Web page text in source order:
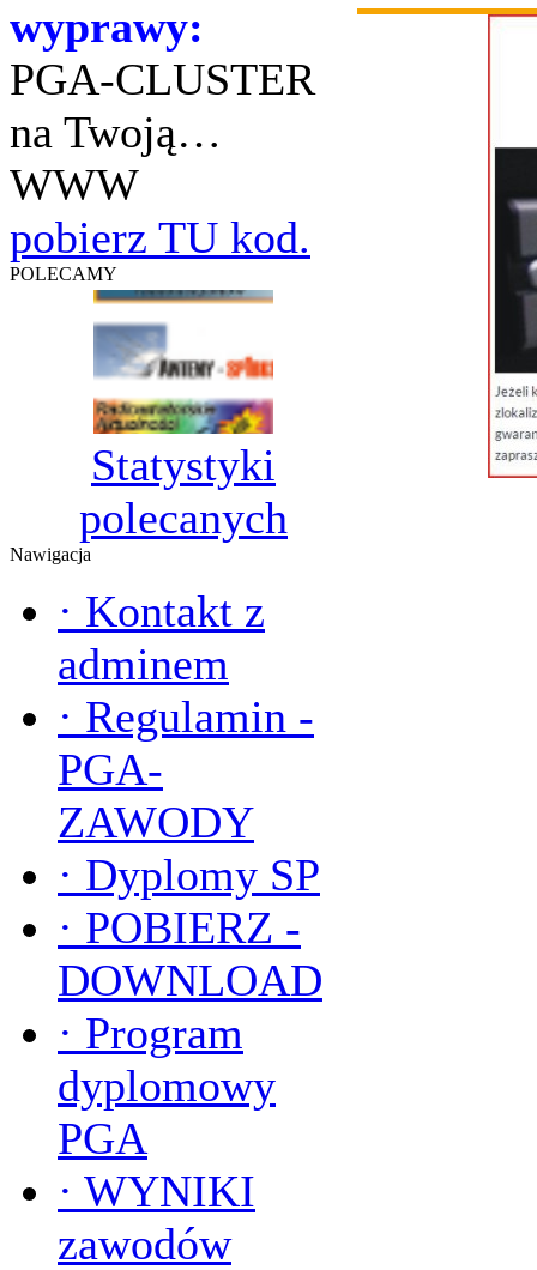
wyprawy:
PGA-CLUSTER
na Twoją…
WWW
pobierz TU kod.
POLECAMY
Statystyki
polecanych
Nawigacja
· Kontakt z
adminem
· Regulamin -
PGA-
ZAWODY
· Dyplomy SP
· POBIERZ -
DOWNLOAD
· Program
dyplomowy
PGA
· WYNIKI
zawodów